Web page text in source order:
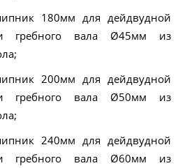
180мм для дейдвудной
гребного вала Ø45мм из
200мм для дейдвудной
гребного вала Ø50мм из
240мм для дейдвудной
гребного вала Ø60мм из